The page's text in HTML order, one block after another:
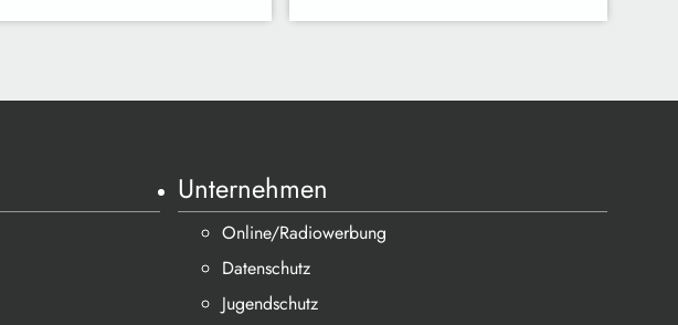
Unternehmen
Online/Radiowerbung
Datenschutz
Jugendschutz